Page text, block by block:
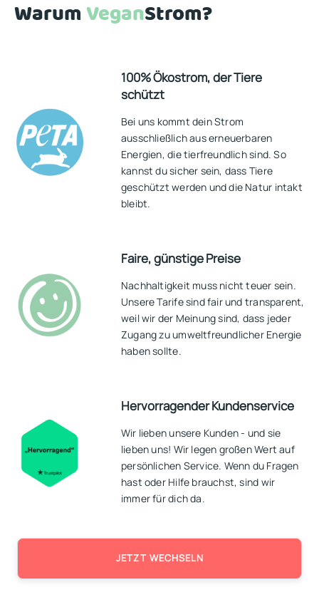
WarumVeganStrom?
100% Ökostrom, der Tiere
schützt
Bei uns kommt dein Strom
ausschließlich aus erneuerbaren
Energien, die tierfreundlich sind. So
kannst du sicher sein, dass Tiere
geschützt werden und die Natur intakt
bleibt.
Faire, günstige Preise
Nachhaltigkeit muss nicht teuer sein.
Unsere Tarife sind fair und transparent,
weil wir der Meinung sind, dass jeder
Zugang zu umweltfreundlicher Energie
haben sollte.
Hervorragender Kundenservice
Wir lieben unsere Kunden - und sie
lieben uns! Wir legen großen Wert auf
persönlichen Service. Wenn du Fragen
hast oder Hilfe brauchst, sind wir
immer für dich da.
JETZT WECHSELN